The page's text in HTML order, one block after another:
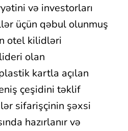
və investorları
üçün qəbul olunmuş
otel kilidləri
olan
kartla açılan
çeşidini təklif
sifarişçinin şəxsi
hazırlanır və